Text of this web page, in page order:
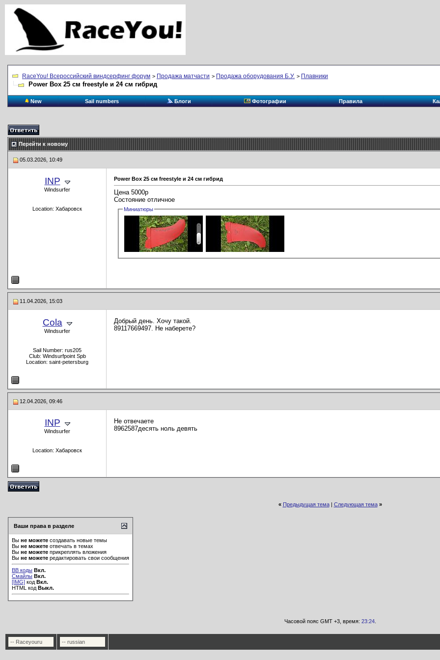
RaceYou! Всероссийский виндсерфинг форум > Продажа матчасти > Продажа оборудования Б.У. > Плавники
Power Box 25 см freestyle и 24 см гибрид
New Sail numbers Блоги Фотографии Правила
Перейти к новому
05.03.2026, 10:49
INP
Windsurfer
Location: Хабаровск
Power Box 25 см freestyle и 24 см гибрид
Цена 5000р
Состояние отличное
Миниатюры
11.04.2026, 15:03
Cola
Windsurfer
Sail Number: rus205
Club: Windsurfpoint Spb
Location: saint-petersburg
Добрый день. Хочу такой.
89117669497. Не наберете?
12.04.2026, 09:46
INP
Windsurfer
Location: Хабаровск
Не отвечаете
8962587десять ноль девять
« Предыдущая тема| Следующая тема »
Ваши права в разделе
Вы не можете создавать новые темы
Вы не можете отвечать в темах
Вы не можете прикреплять вложения
Вы не можете редактировать свои сообщения
BB коды Вкл.
Смайлы Вкл.
[IMG] код Вкл.
HTML код Выкл.
Часовой пояс GMT +3, время: 23:24.